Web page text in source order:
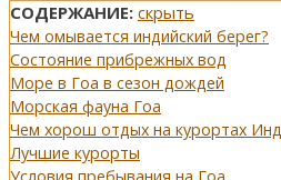
СОДЕРЖАНИЕ: скрыть
Чем омывается индийский берег?
Состояние прибрежных вод
Море в Гоа в сезон дождей
Морская фауна Гоа
Чем хорош отдых на курортах
Лучшие курорты